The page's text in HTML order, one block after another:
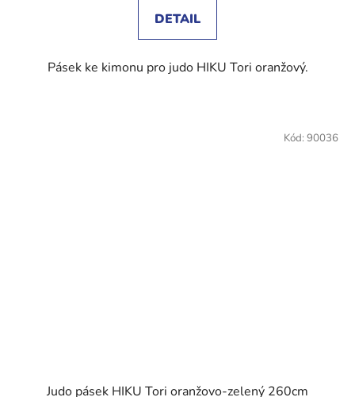
z
DETAIL
Pásek ke kimonu pro judo HIKU Tori oranžový.
Judo pásek HIKU Tori oranžovo-zelený 260cm
Kód: 90036